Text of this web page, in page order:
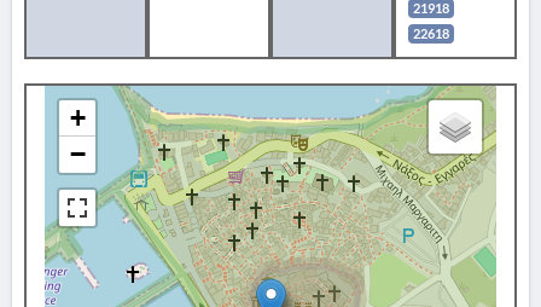
21918
22618
+
−